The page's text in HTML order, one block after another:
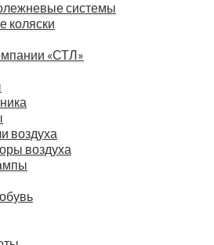
системы
коляски
«СТЛ»
воздуха
воздуха